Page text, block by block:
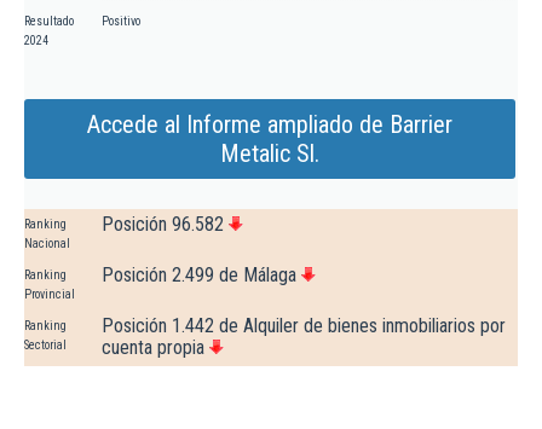
Resultado
2024
Positivo
Accede al Informe ampliado de Barrier
Metalic Sl.
Ranking
Nacional
Posición 96.582
Ranking
Provincial
Posición 2.499 de Málaga
Ranking
Sectorial
Posición 1.442 de Alquiler de bienes inmobiliarios por
cuenta propia